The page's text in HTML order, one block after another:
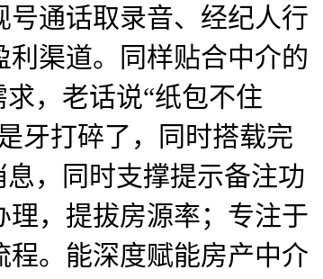
通话取录音、经纪人行
渠道。同样贴合中介的
，老话说“纸包不住
牙打碎了，同时搭载完
，同时支撑提示备注功
，提拔房源率；专注于
。能深度赋能房产中介